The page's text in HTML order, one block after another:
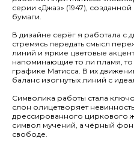
серии «Джаз» (1947),
бумаги.
В дизайне серёг я работала
стремясь передать смысл
линий и яркие цветовые
напоминающие то ли пламя,
графике Матисса. В их
баланс изогнутых линий с
Символика работы стала
слон олицетворяет
дрессированного циркового
символ мучений, а чёрный
свободе.